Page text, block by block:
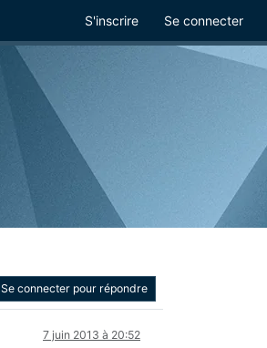
S'inscrire Se connecter
Se connecter pour répondre
7 juin 2013 à 20:52